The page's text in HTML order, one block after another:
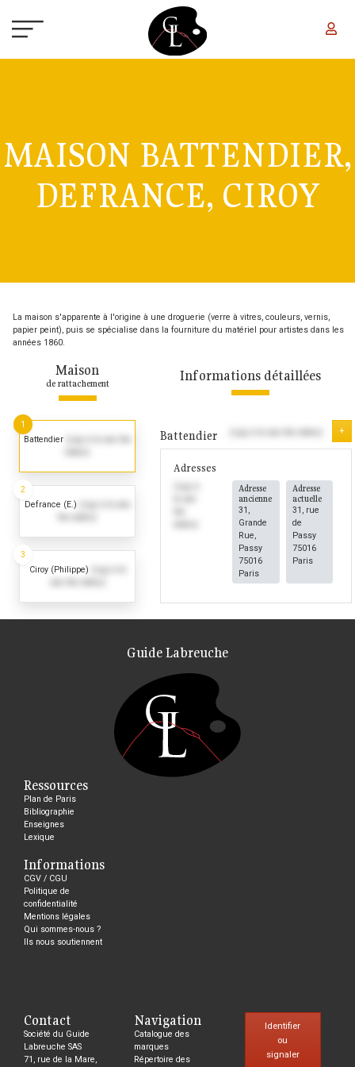
MAISON BATTENDIER,
DEFRANCE, CIROY
La maison s'apparente à l'origine à une droguerie (verre à vitres, couleurs, vernis,
papier peint), puis se spécialise dans la fourniture du matériel pour artistes dans les
années 1860.
Maison
de rattachement Informations détaillées
Battendier
1
Defrance (E.)
2
Ciroy (Philippe)
3
Battendier +
Adresses
Adresse
ancienne
31,
Grande
Rue,
Passy
75016
Paris
Adresse
actuelle
31, rue
de
Passy
75016
Paris
Guide Labreuche
Ressources
Plan de Paris
Bibliographie
Enseignes
Lexique
Informations
CGV / CGU
Politique de
confidentialité
Mentions légales
Qui sommes-nous ?
Ils nous soutiennent
Contact
Société du Guide
Labreuche SAS
71, rue de la Mare,
Navigation
Catalogue des
marques
Répertoire des
Identifier
ou
signaler